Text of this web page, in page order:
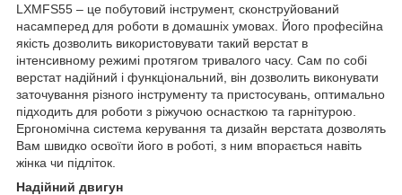
LXMFS55 – це побутовий інструмент, сконструйований
насамперед для роботи в домашніх умовах. Його професійна
якість дозволить використовувати такий верстат в
інтенсивному режимі протягом тривалого часу. Сам по собі
верстат надійний і функціональний, він дозволить виконувати
заточування різного інструменту та пристосувань, оптимально
підходить для роботи з ріжучою оснасткою та гарнітурою.
Ергономічна система керування та дизайн верстата дозволять
Вам швидко освоїти його в роботі, з ним впорається навіть
жінка чи підліток.
Надійний двигун